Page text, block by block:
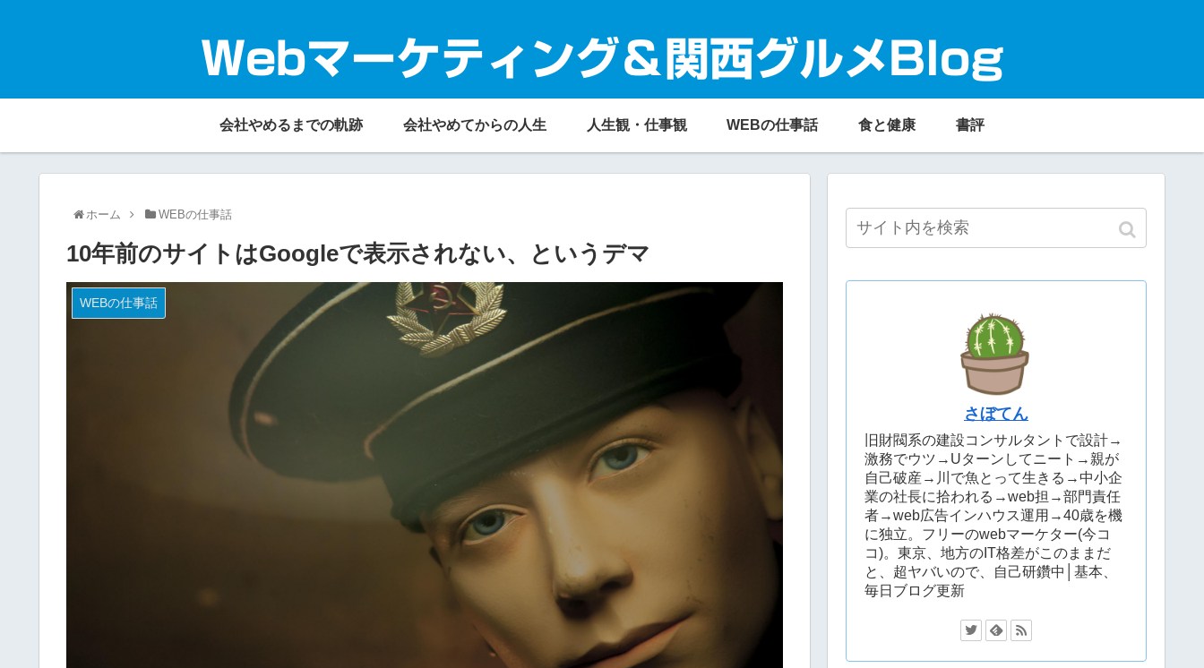
Webマーケティング＆関西グルメBlog
会社やめるまでの軌跡 会社やめてからの人生 人生観・仕事観 WEBの仕事話 食と健康 書評
ホーム WEBの仕事話
10年前のサイトはGoogleで表示されない、というデマ
WEBの仕事話
さぼてん
旧財閥系の建設コンサルタントで設計→
激務でウツ→Uターンしてニート→親が
自己破産→川で魚とって生きる→中小企
業の社長に拾われる→web担→部門責任
者→web広告インハウス運用→40歳を機
に独立。フリーのwebマーケター(今コ
コ)。東京、地方のIT格差がこのままだ
と、超ヤバいので、自己研鑽中│基本、
毎日ブログ更新